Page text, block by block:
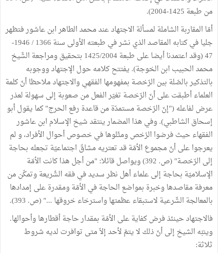
من طبعة 1425-2004).
أمّا المقاربة الشاملة لمسألة الاجتهاد عند محمد الطاهر ابن عاشور فتظهر
جليا في كتابه المقاصد الذي نشر في طبعته الأولى سنة 1366 / 1946-
47 (وقد اعتمدنا أيضا على طبعة 1425/2004 بتحقيق ومراجعة الشّيخ
محمد الحبيب ابن الخوجة). يفتتح كلامه حول الإجتهاد ووجوبه
بالتذكير بالصّلة بين الرّخصة بمفهومها الفقهي والاجتهاد ملاحظا أنّ كلمة
العلماء أطبقت على أنّ الرّخصة تغيّر الفعل من صعوبة إلى سهولة لعذر
عرض لفاعله ("إنّ الرّخصة مستمدّة من قاعدة رفع الحرج" كما يقول أبو
إسحاق الشاطبي). وفي هذا المضمار ينتقد شيخ الإسلام ابن عاشور
الفقهاء حيث فرضوا الرّخص ومثّلوها في خصوص أحوال الأفراد، و لم
يعرجوا على أنّ مجموع الأمّة قد تعتريه مشاقّ اجتماعيّة تجعله بحاجة
إلى الرّخصة" (ص. 392) ويواصل قائلا: "من أجل هذا كانت الأمّة
الإسلاميّة بحاجة إلى علماء أهل نظر سديد في فقه الشّريعة وتمكّن من
معرفة مقاصدها وخبرة بمواضع الحاجة في الأمّة ومقدرة على إمدادها
بالمعالجة الشّرعية لاستبقاء عظمتها واسترخاء خروقها ..." (ص. 393).
فالاجتهاد حينئذ فرض كفاية على الأمّة بمقدار حاجة أقطارها وأحوالها.
وينبّه الشيخ إلى أنّ ذلك لا يتمّ لأحد إلاّ متى توافرت لديه شروط
ثلاثة: